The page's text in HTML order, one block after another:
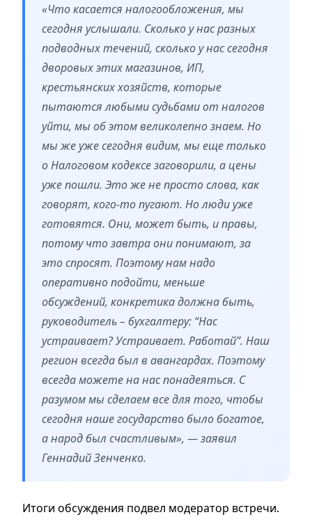
«Что касается налогообложения, мы
сегодня услышали. Сколько у нас разных
подводных течений, сколько у нас сегодня
дворовых этих магазинов, ИП,
крестьянских хозяйств, которые
пытаются любыми судьбами от налогов
уйти, мы об этом великолепно знаем. Но
мы же уже сегодня видим, мы еще только
о Налоговом кодексе заговорили, а цены
уже пошли. Это же не просто слова, как
говорят, кого-то пугают. Но люди уже
готовятся. Они, может быть, и правы,
потому что завтра они понимают, за
это спросят. Поэтому нам надо
оперативно подойти, меньше
обсуждений, конкретика должна быть,
руководитель – бухгалтеру: “Нас
устраивает? Устраивает. Работай”. Наш
регион всегда был в авангардах. Поэтому
всегда можете на нас понадеяться. С
разумом мы сделаем все для того, чтобы
сегодня наше государство было богатое,
а народ был счастливым», — заявил
Геннадий Зенченко.
Итоги обсуждения подвел модератор встречи.